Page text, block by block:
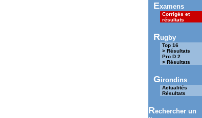
Examens
Corrigés et
résultats
Rugby
Top 16
> Résultats
Pro D 2
> Résultats
Girondins
Actualités
Résultats
Rechercher un